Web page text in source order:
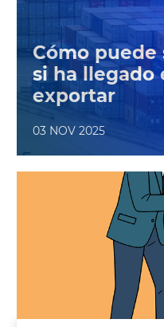
mercados
Cómo puede
si ha llegado
exportar
03 NOV 2025